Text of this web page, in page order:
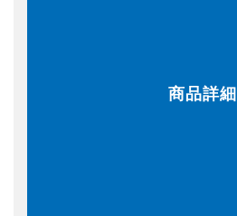
商品詳細